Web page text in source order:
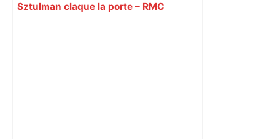
Sztulman claque la porte – RMC